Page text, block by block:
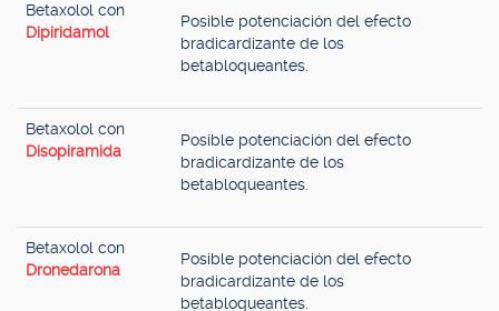
Betaxolol con
Dipiridamol
Posible potenciación del efecto
bradicardizante de los
betabloqueantes.
Betaxolol con
Disopiramida
Posible potenciación del efecto
bradicardizante de los
betabloqueantes.
Betaxolol con
Dronedarona
Posible potenciación del efecto
bradicardizante de los
betabloqueantes.